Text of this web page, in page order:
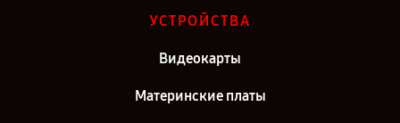
Петербург
УСТРОЙСТВА
Видеокарты
Материнские платы